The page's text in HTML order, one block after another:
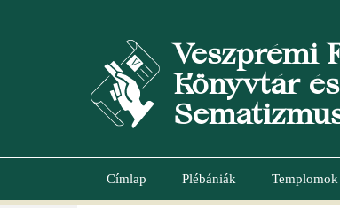
Veszprémi
Könyvtár
Main
Címlap Plébániák Templomok